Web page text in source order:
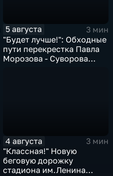
5 августа
3 мин
"Будет лучше!": Обходные
пути перекрестка Павла
Морозова - Суворова
4 августа
3 мин
"Классная!" Новую
беговую дорожку
стадиона им.Ленина